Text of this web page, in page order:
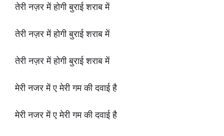
तेरी नज़र में होगी बुराई शराब में
तेरी नज़र में होगी बुराई शराब में
तेरी नज़र में होगी बुराई शराब में
मेरी नजर में ए मेरी गम की दवाई है
मेरी नजर में ए मेरी गम की दवाई है